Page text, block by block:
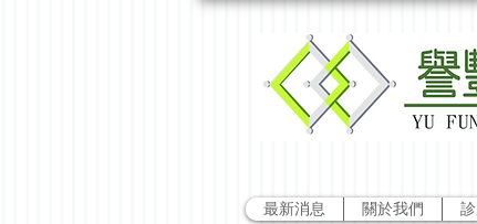
最新消息 關於我們